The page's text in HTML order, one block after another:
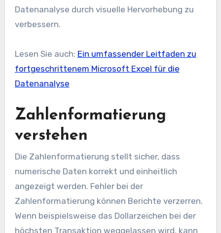
Datenanalyse durch visuelle Hervorhebung zu
verbessern.
Lesen Sie auch: Ein umfassender Leitfaden zu
fortgeschrittenem Microsoft Excel für die
Datenanalyse
Zahlenformatierung
verstehen
Die Zahlenformatierung stellt sicher, dass
numerische Daten korrekt und einheitlich
angezeigt werden. Fehler bei der
Zahlenformatierung können Berichte verzerren.
Wenn beispielsweise das Dollarzeichen bei der
höchsten Transaktion weggelassen wird, kann